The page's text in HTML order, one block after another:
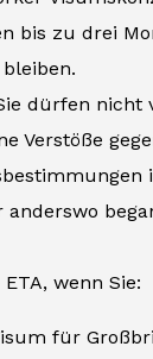
bis zu drei
dürfen nicht
Verstöße
anderswo
wenn Sie:
für